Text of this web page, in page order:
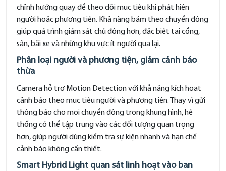
chỉnh hướng quay để theo dõi mục tiêu khi phát hiện
người hoặc phương tiện. Khả năng bám theo chuyển động
giúp quá trình giám sát chủ động hơn, đặc biệt tại cổng,
sân, bãi xe và những khu vực ít người qua lại.
Phân loại người và phương tiện, giảm cảnh báo
thừa
Camera hỗ trợ Motion Detection với khả năng kích hoạt
cảnh báo theo mục tiêu người và phương tiện. Thay vì gửi
thông báo cho mọi chuyển động trong khung hình, hệ
thống có thể tập trung vào các đối tượng quan trọng
hơn, giúp người dùng kiểm tra sự kiện nhanh và hạn chế
cảnh báo không cần thiết.
Smart Hybrid Light quan sát linh hoạt vào ban